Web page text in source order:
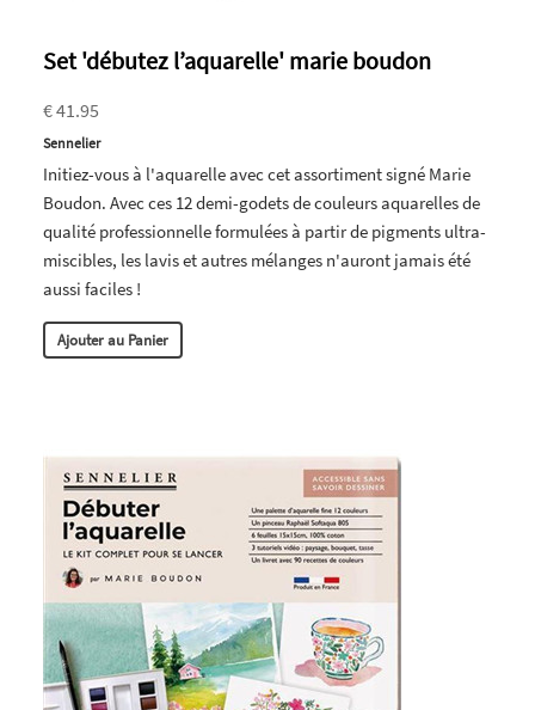
Set 'débutez l’aquarelle' marie boudon
€ 41.95
Sennelier
Initiez-vous à l'aquarelle avec cet assortiment signé Marie
Boudon. Avec ces 12 demi-godets de couleurs aquarelles de
qualité professionnelle formulées à partir de pigments ultra-
miscibles, les lavis et autres mélanges n'auront jamais été
aussi faciles !
Ajouter au Panier